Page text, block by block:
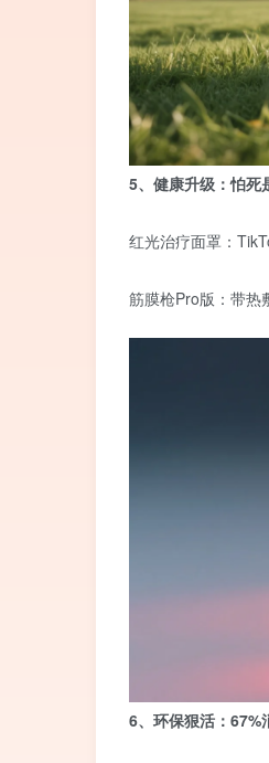
5、健康升级：怕死
红光治疗面罩：
筋膜枪Pro版：带热
6、环保狠活：67%